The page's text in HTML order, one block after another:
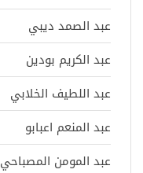
عبد الصمد ديبي
عبد الكريم بودين
عبد اللطيف الخلابي
عبد المنعم اعبابو
عبد المومن المصباحي